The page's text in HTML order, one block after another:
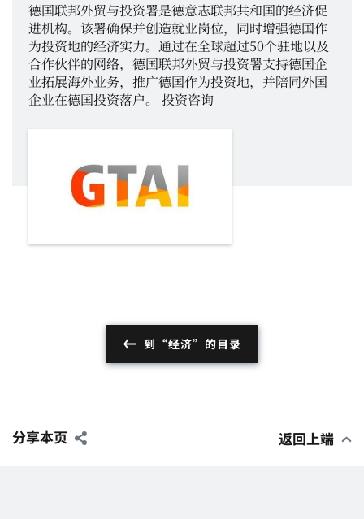
德国联邦外贸与投资署是德意志联邦共和国的经济促
进机构。该署确保并创造就业岗位，同时增强德国作
为投资地的经济实力。通过在全球超过50个驻地以及
合作伙伴的网络，德国联邦外贸与投资署支持德国企
业拓展海外业务，推广德国作为投资地，并陪同外国
企业在德国投资落户。 投资咨询
到“经济”的目录
分享本页 返回上端